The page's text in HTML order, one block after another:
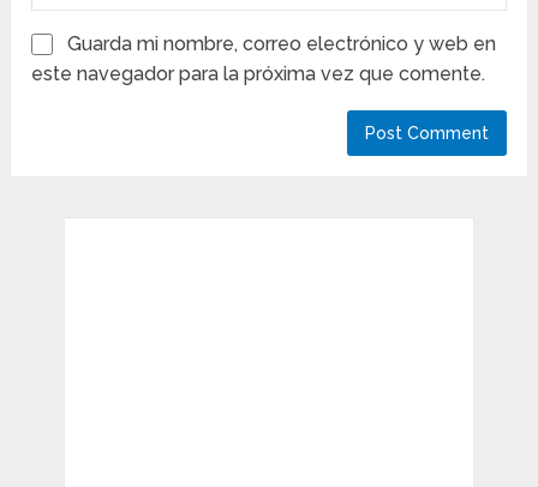
Guarda mi nombre, correo electrónico y web en
este navegador para la próxima vez que comente.